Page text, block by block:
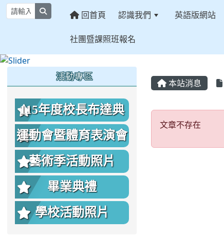
回首頁 認識我們 英語版網站
社團暨課照班報名
本站消息
文章不存在
文章不存在
活動專區
115年度校長布達典
禮照片
運動會暨體育表演會
照片
藝術季活動照片
畢業典禮
學校活動照片